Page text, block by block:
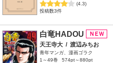
(4.3)
投稿数3件
白竜HADOU
天王寺大 / 渡辺みちお
青年マンガ、漫画ゴラク
1～49巻
574pt～880pt